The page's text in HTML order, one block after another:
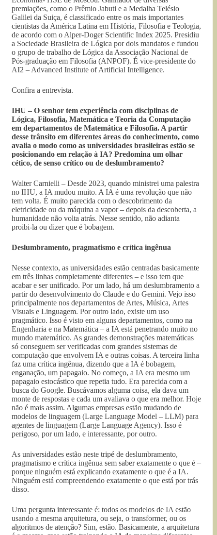
premiações, como o Prêmio Jabuti e a Medalha Telésio
Galilei da Suiça, é classificado entre os mais importantes
cientistas da América Latina em História, Filosofia e Teologia,
de acordo com o Alper-Doger Scientific Index 2025. Presidiu
a Sociedade Brasileira de Lógica por dois mandatos e fundou
o grupo de trabalho de Lógica da Associação Nacional de
Pós-graduação em Filosofia (ANPOF). É vice-presidente do
AI2 – Advanced Institute of Artificial Intelligence.
Confira a entrevista.
IHU – O senhor tem experiência com disciplinas de
Lógica, Filosofia, Matemática e Teoria da Computação
em departamentos de Matemática e Filosofia. A partir
desse trânsito em diferentes áreas do conhecimento, como
avalia o modo como as universidades brasileiras estão se
posicionando em relação à IA? Predomina um olhar
cético, de senso crítico ou de deslumbramento?
Walter Carnielli – Desde 2023, quando ministrei uma palestra
no IHU, a IA mudou muito. A IA é uma revolução que não
tem volta. É muito parecida com o descobrimento da
eletricidade ou da máquina a vapor – depois da descoberta, a
humanidade não volta atrás. Nesse sentido, não adianta
proibi-la ou dizer que é bobagem.
Deslumbramento, pragmatismo e crítica ingênua
Nesse contexto, as universidades estão centradas basicamente
em três linhas completamente diferentes – e isso tem que
acabar e ser unificado. Por um lado, há um deslumbramento a
partir do desenvolvimento do Claude e do Gemini. Vejo isso
principalmente nos departamentos de Artes, Música, Artes
Visuais e Linguagem. Por outro lado, existe um uso
pragmático. Isso é visto em alguns departamentos, como na
Engenharia e na Matemática – a IA está penetrando muito no
mundo matemático. As grandes demonstrações matemáticas
só conseguem ser verificadas com grandes sistemas de
computação que envolvem IA e outras coisas. A terceira linha
faz uma crítica ingênua, dizendo que a IA é bobagem,
enganação, um papagaio. No começo, a IA era mesmo um
papagaio estocástico que repetia tudo. Era parecida com a
busca do Google. Buscávamos alguma coisa, ela dava um
monte de respostas e cada um avaliava o que era melhor. Hoje
não é mais assim. Algumas empresas estão mudando de
modelos de linguagem (Large Language Model – LLM) para
agentes de linguagem (Large Language Agency). Isso é
perigoso, por um lado, e interessante, por outro.
As universidades estão neste tripé de deslumbramento,
pragmatismo e crítica ingênua sem saber exatamente o que é –
porque ninguém está explicando exatamente o que é a IA.
Ninguém está compreendendo exatamente o que está por trás
disso.
Uma pergunta interessante é: todos os modelos de IA estão
usando a mesma arquitetura, ou seja, o transformer, ou os
algoritmos de atenção? Sim, estão. Basicamente, a arquitetura